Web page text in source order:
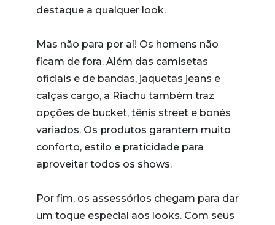
destaque a qualquer look.
Mas não para por aí! Os homens não
ficam de fora. Além das camisetas
oficiais e de bandas, jaquetas jeans e
calças cargo, a Riachu também traz
opções de bucket, tênis street e bonés
variados. Os produtos garantem muito
conforto, estilo e praticidade para
aproveitar todos os shows.
Por fim, os assessórios chegam para dar
um toque especial aos looks. Com seus